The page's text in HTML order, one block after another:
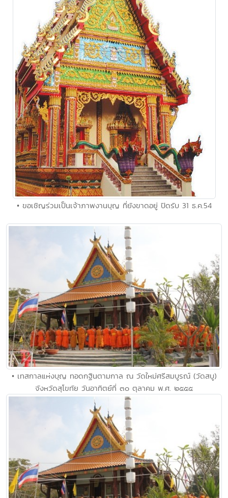
• ขอเชิญร่วมเป็นเจ้าภาพงานบุญ ที่ยังขาดอยู่ ปิดรับ 31 ธ.ค.54
• เทสกาลแห่งบุญ ทอดกฐินตามกาล ณ วัดใหม่ศรีสมบูรณ์ (วัดสบู)
จังหวัดสุโขทัย วันอาทิตย์ที่ ๓๐ ตุลาคม พ.ศ. ๒๕๕๕